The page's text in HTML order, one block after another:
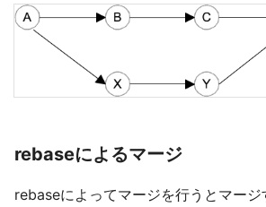
rebaseによるマージ
rebaseによってマージを行うとマー